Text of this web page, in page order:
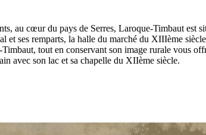
au cœur du pays de Serres, Laroque-Timbaut est
et ses remparts, la halle du marché du XIIIème
tout en conservant son image rurale vous
avec son lac et sa chapelle du XIIème siècle.